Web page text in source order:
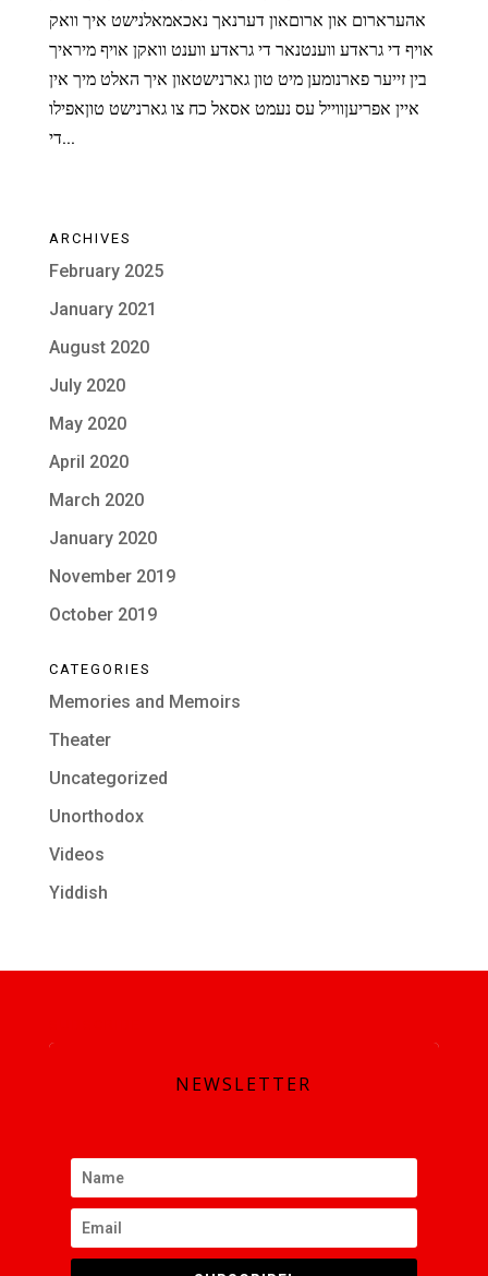
אהערארום און ארוםאון דערנאך נאכאמאלנישט איך וואק
אויף די גראדע ווענטנאר די גראדע ווענט וואקן אויף מיראיך
בין זייער פארנומען מיט טון גארנישטאון איך האלט מיך אין
איין אפריעןווייל עס נעמט אסאל כח צו גארנישט טוןאפילו
די...
ARCHIVES
February 2025
January 2021
August 2020
July 2020
May 2020
April 2020
March 2020
January 2020
November 2019
October 2019
CATEGORIES
Memories and Memoirs
Theater
Uncategorized
Unorthodox
Videos
Yiddish
NEWSLETTER